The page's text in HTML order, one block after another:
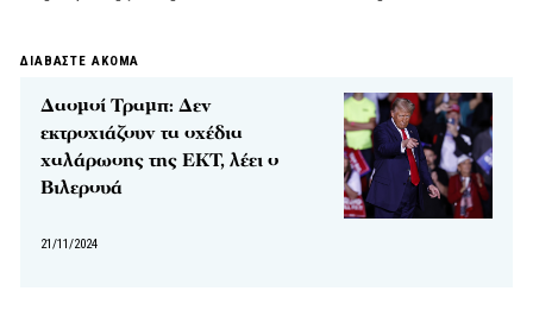
ΔΙΑΒΑΣΤΕ ΑΚΟΜΑ
Δασμοί Τραμπ: Δεν
εκτροχιάζουν τα σχέδια
χαλάρωσης της ΕΚΤ, λέει ο
Βιλερουά
21/11/2024